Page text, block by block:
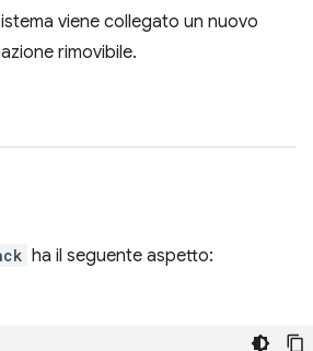
viene collegato un nuovo
rimovibile.
ha il seguente aspetto: